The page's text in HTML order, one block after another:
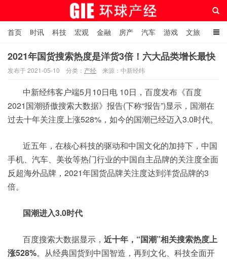
首页 时讯 科技 宏观 金融 房产 汽车 游戏 文旅
人物 自贸港在线
2021年国货搜索热度是洋货3倍！六大品类增长最快
发布于 2021-05-10 分类： 产经 来源：中新经纬
中新经纬客户端5月10日电 10日，百度发布《百度
2021国潮骄傲搜索大数据》报告(下称“报告”)显示，国潮在
过去十年关注度上涨528%，如今的国潮已经迈入3.0时代。
近五年，在核心科技的驱动和中国文化的加持下，中国
手机、汽车、美妆等热门行业的中国自主品牌的关注度全面
反超海外品牌，2021年国货品牌关注度达到洋货品牌的3
倍。
国潮进入3.0时代
百度搜索大数据显示， 近十年，“国潮”相关搜索热度上
涨528%。从经典国货到中国智造，再到文化、科技全面开